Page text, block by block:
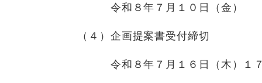
令和８年７月１０日（金）
（４）企画提案書受付締切
令和８年７月１６日（木）１